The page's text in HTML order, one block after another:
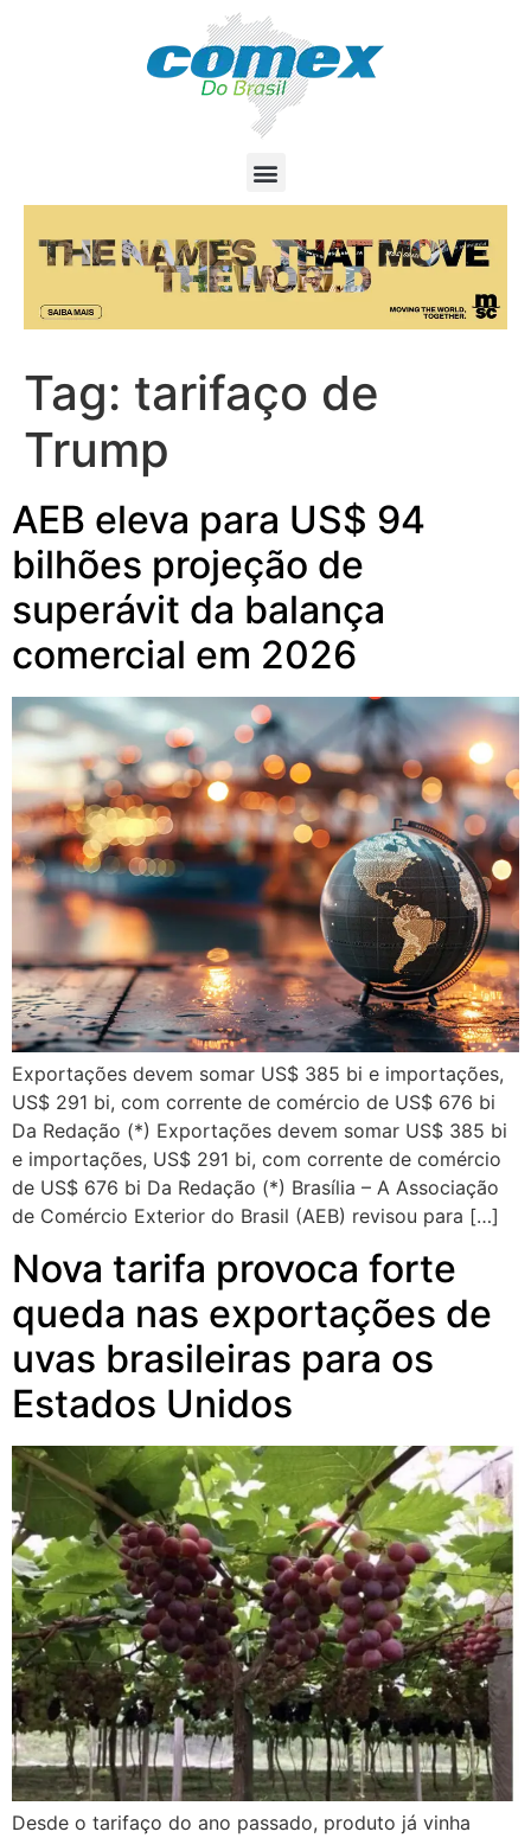
Tag: tarifaço de
Trump
AEB eleva para US$ 94
bilhões projeção de
superávit da balança
comercial em 2026
Exportações devem somar US$ 385 bi e importações,
US$ 291 bi, com corrente de comércio de US$ 676 bi
Da Redação (*) Exportações devem somar US$ 385 bi
e importações, US$ 291 bi, com corrente de comércio
de US$ 676 bi Da Redação (*) Brasília – A Associação
de Comércio Exterior do Brasil (AEB) revisou para […]
Nova tarifa provoca forte
queda nas exportações de
uvas brasileiras para os
Estados Unidos
Desde o tarifaço do ano passado, produto já vinha